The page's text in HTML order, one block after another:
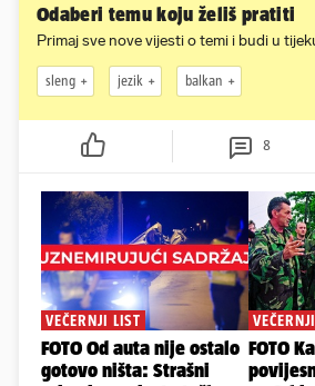
Odaberi temu koju želiš pratiti
Primaj sve nove vijesti o temi i budi u
sleng jezik balkan
8